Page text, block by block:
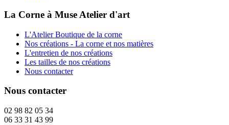
La Corne à Muse Atelier d'art
L'Atelier Boutique de la corne
Nos créations - La corne et nos matières
L'entretien de nos créations
Les tailles de nos créations
Nous contacter
Nous contacter
02 98 82 05 34
06 33 31 43 99